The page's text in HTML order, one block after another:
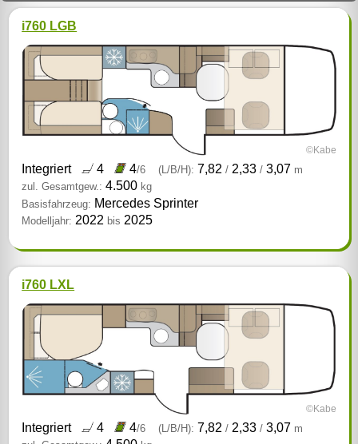
i760 LGB
©Kabe
Integriert 4 4/6 (L/B/H): 7,82/ 2,33/ 3,07 m
zul. Gesamtgew.: 4.500 kg
Basisfahrzeug: Mercedes Sprinter
Modelljahr: 2022 bis 2025
i760 LXL
©Kabe
Integriert 4 4/6 (L/B/H): 7,82/ 2,33/ 3,07 m